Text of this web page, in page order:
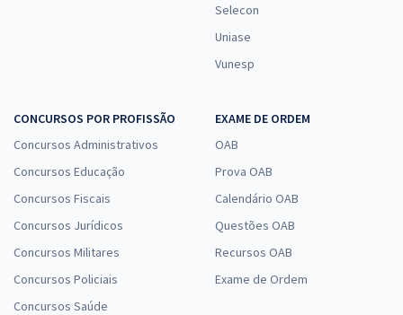
Selecon
Uniase
Vunesp
CONCURSOS POR PROFISSÃO
Concursos Administrativos
Concursos Educação
Concursos Fiscais
Concursos Jurídicos
Concursos Militares
Concursos Policiais
Concursos Saúde
EXAME DE ORDEM
OAB
Prova OAB
Calendário OAB
Questões OAB
Recursos OAB
Exame de Ordem